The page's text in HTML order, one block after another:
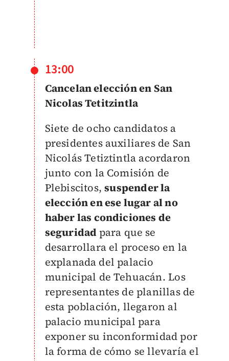
13:00
Cancelan elección en San
Nicolas Tetitzintla
Siete de ocho candidatos a
presidentes auxiliares de San
Nicolás Tetiztintla acordaron
junto con la Comisión de
Plebiscitos,suspender la
elección en ese lugar al no
haber las condiciones de
seguridadpara que se
desarrollara el proceso en la
explanada del palacio
municipal de Tehuacán.Los
representantes de planillas de
esta población, llegaron al
palacio municipal para
exponer su inconformidad por
la forma de cómo se llevaría el